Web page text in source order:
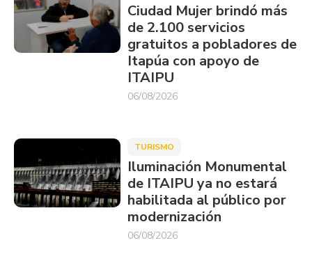
Ciudad Mujer brindó más
de 2.100 servicios
gratuitos a pobladores de
Itapúa con apoyo de
ITAIPU
06/08/2026
TURISMO
Iluminación Monumental
de ITAIPU ya no estará
habilitada al público por
modernización
06/08/2026